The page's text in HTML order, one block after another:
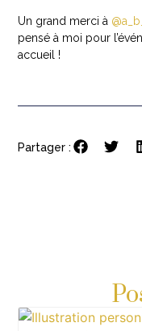
Un grand merci à
pensé à moi pour
accueil !
Partager :